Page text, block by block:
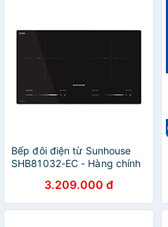
Bếp đôi điện từ Sunhouse
SHB81032-EC - Hàng chính
3.209.000 đ